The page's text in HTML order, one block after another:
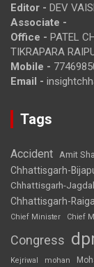
Editor - DEV
Associate -
Office - PATEL
TIKRAPARA
Mobile -
Email -
Tags
Accident Amit
Chhattisgarh-
Chhattisgarh-
Chhattisgarh-
Chief Minister
Chief
Congress
Kejriwal mohan